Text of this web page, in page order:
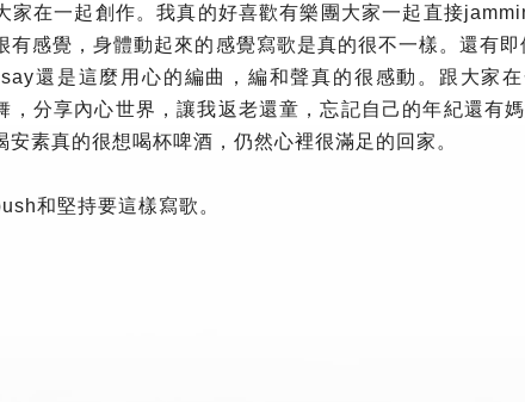
家在一起創作。我真的好喜歡有樂團大家一起直接
有感覺，身體動起來的感覺寫歌是真的很不一樣。還有即
還是這麼用心的編曲，編和聲真的很感動。跟大家
，分享內心世界，讓我返老還童，忘記自己的年紀還有
安素真的很想喝杯啤酒，仍然心裡很滿足的回家。
和堅持要這樣寫歌。